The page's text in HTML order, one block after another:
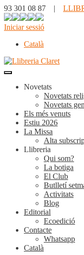
93 301 08 87 |
Iniciar sessió
Català
Novetats
Novetats
Novetats
Els més venuts
Estiu 2026
La Missa
Alta
Llibreria
Qui som?
La botiga
El Club
Butlletí
Activitats
Blog
Editorial
Ecoedició
Contacte
Whatsapp
Català